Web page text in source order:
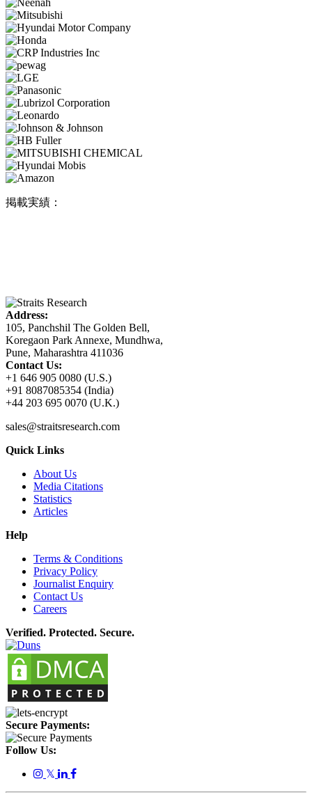
掲載実績：
Address:
105, Panchshil The Golden Bell,
Koregaon Park Annexe, Mundhwa,
Pune, Maharashtra 411036
Contact Us:
+1 646 905 0080 (U.S.)
+91 8087085354 (India)
+44 203 695 0070 (U.K.)
sales@straitsresearch.com
Quick Links
About Us
Media Citations
Statistics
Articles
Help
Terms & Conditions
Privacy Policy
Journalist Enquiry
Contact Us
Careers
Verified. Protected. Secure.
Secure Payments:
Follow Us:
𝕏